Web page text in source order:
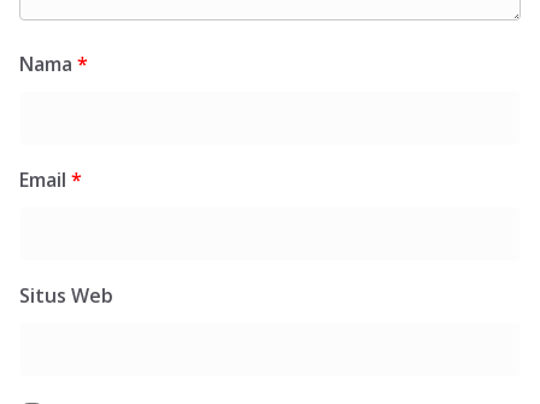
Nama *
Email *
Situs Web